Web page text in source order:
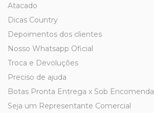
Atacado
Dicas Country
Depoimentos dos clientes
Nosso Whatsapp Oficial
Troca e Devoluções
Preciso de ajuda
Botas Pronta Entrega x Sob Encomenda
Seja um Representante Comercial